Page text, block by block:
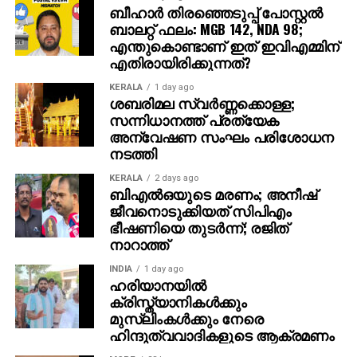
അദ്ദേഹത്തിന്റെ കുടുംബവുമായും എനിക്ക്
ഹൃദയബന്ധം നിലനിന്നിരുന്നു.
‘പാനൂര്‍’ എന്ന വാക്ക് കേള്‍ക്കുമ്പോള്‍ ഓര്‍മ്മയില്‍
ആദ്യം പ്രത്യക്ഷപ്പെടുന്ന മുഖങ്ങളിലൊന്ന്
എന്‍.കെ.സി. ഉമ്മര്‍ സാഹിബിന്റേതാണ്. മുസ്ലിം
ലീഗിന്റെ പ്രവര്‍ത്തനമേഖലയായാലും, മഹല്ല്
ജമാഅത്തിന്റെ കാര്യങ്ങളായാലും, പാനൂരിന്റെ
പര്യായമായിരുന്നു എന്‍.കെ.സി മുസ്ലിം ലീഗ്
കൂത്തുപറമ്പ് മണ്ഡലം മുന്‍ ട്രഷറര്‍ എന്ന നിലയില്‍
ലീഗിന്റെ വളര്‍ച്ചയ്ക്കും ഉയര്‍ച്ചക്കും അദ്ദേഹം നല്‍കിയ
സംഭാവനകള്‍ അതുല്യമാണ്. പാരമ്പര്യമുള്ള ഒരു
കുടുംബത്തിന്റെ വൈഭവം അദ്ദേഹം ജീവിതത്തിലുടനീളം
പാനൂരിന്റെ ചരിത്രത്തിലെ ഒരു പ്രധാന
അധ്യായമായിരുന്നു എന്‍.കെ.സി, കെ.എം. സൂപ്പി
കൂട്ടുകെട്ട്. കെ.എം. സൂപ്പി സാഹിബിനെ മുസ്ലിം ലീഗില്‍
എത്തിക്കുന്നതിലും അദ്ദേഹം നിര്‍ണായകമായ
ബീഹാർ തിരഞ്ഞെടുപ്പ് പോസ്റ്റൽ
ബാലറ്റ് ഫലം: MGB 142, NDA 98;
എന്തുകൊണ്ടാണ് ഇത് ഇവിഎമ്മിന്
എതിരായിരിക്കുന്നത്?
KERALA 1 day ago
ശബരിമല സ്വര്‍ണ്ണക്കൊള്ള;
സന്നിധാനത്ത് പ്രത്യേക
അന്വേഷണ സംഘം പരിശോധന
നടത്തി
KERALA 2 days ago
ബിഎല്‍ഒയുടെ മരണം; അനീഷ്
ജീവനൊടുക്കിയത് സിപിഎം
ഭീഷണിയെ തുടര്‍ന്ന്; രജിത്
നാറാത്ത്
INDIA 1 day ago
ഹരിയാനയില്‍
ക്രിസ്ത്യാനികള്‍ക്കും
മുസ്‌ലിംകള്‍ക്കും നേരെ
ഹിന്ദുത്വവാദികളുടെ ആക്രമണം